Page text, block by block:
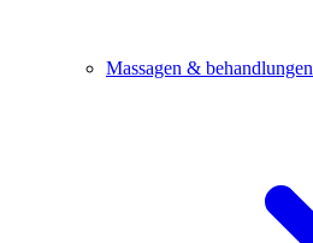
Massagen & behandlungen